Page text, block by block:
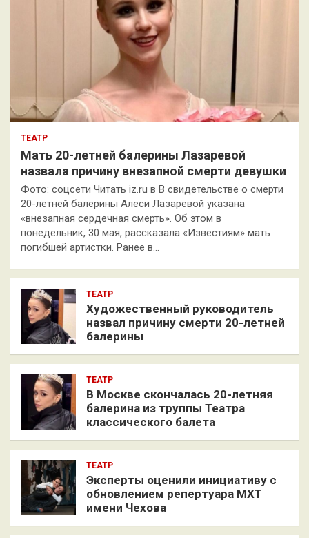
ТЕАТР
Мать 20-летней балерины Лазаревой
назвала причину внезапной смерти девушки
Фото: соцсети Читать iz.ru в В свидетельстве о смерти
20-летней балерины Алеси Лазаревой указана
«внезапная сердечная смерть». Об этом в
понедельник, 30 мая, рассказала «Известиям» мать
погибшей артистки. Ранее в…
ТЕАТР
Художественный руководитель
назвал причину смерти 20-летней
балерины
ТЕАТР
В Москве скончалась 20-летняя
балерина из труппы Театра
классического балета
ТЕАТР
Эксперты оценили инициативу с
обновлением репертуара МХТ
имени Чехова